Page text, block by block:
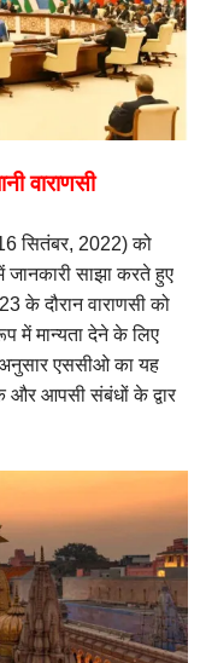
वाराणसी
सितंबर, 2022) को
जानकारी साझा करते हुए
के दौरान वाराणसी को
में मान्यता देने के लिए
अनुसार एससीओ का यह
और आपसी संबंधों के द्वार